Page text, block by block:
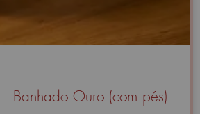
Banhado Ouro (com pés)